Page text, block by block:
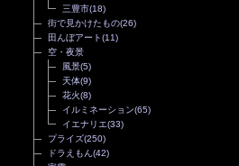
三豊市(18)
街で見かけたもの(26)
田んぼアート(11)
空・夜景
風景(5)
天体(9)
花火(8)
イルミネーション(65)
イエナリエ(33)
プライズ(250)
ドラえもん(42)